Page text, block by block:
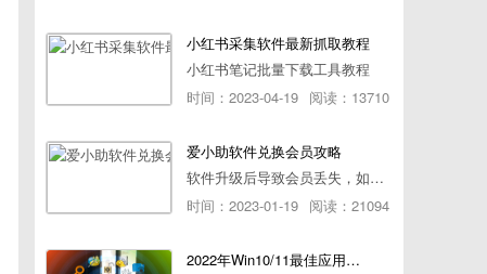
小红书采集软件最新抓取教程
小红书笔记批量下载工具教程
时间：2023-04-19 阅读：13710
爱小助软件兑换会员攻略
软件升级后导致会员丢失，如何快速兑换会员详细攻略
时间：2023-01-19 阅读：21094
2022年Win10/11最佳应用榜单出炉！ 你都用过几个？